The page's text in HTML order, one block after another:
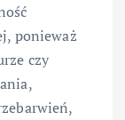
ponieważ
czy